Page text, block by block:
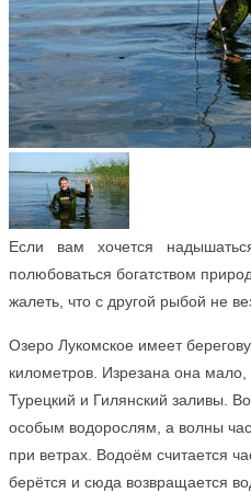
Если вам хочется
полюбоваться богатством
жалеть, что с другой рыбой не
Озеро Лукомское имеет
километров. Изрезана она
Турецкий и Гилянский заливы.
особым водорослям, а волны
при ветрах. Водоём считается
берётся и сюда возвращается